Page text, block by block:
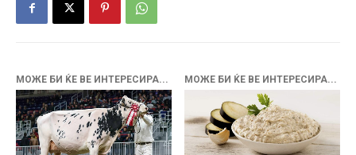
МОЖЕ БИ ЌЕ ВЕ ИНТЕРЕСИРА... МОЖЕ БИ ЌЕ ВЕ ИНТЕРЕСИРА...